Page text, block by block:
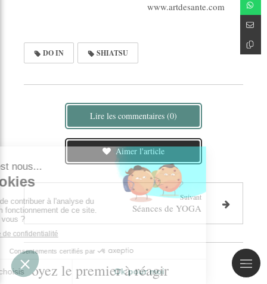
www.artdesante.com
DO IN SHIATSU
Lire les commentaires (0)
Aimer l'article
Suivant
Séances de YOGA
Soyez le premier à réagir